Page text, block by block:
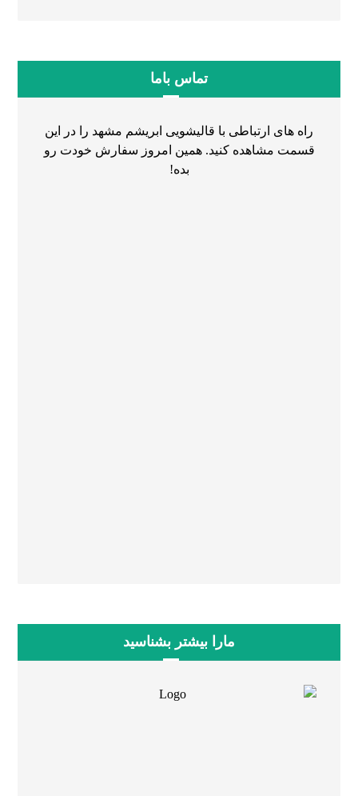
تماس باما
راه های ارتباطی با قالیشویی ابریشم مشهد را در این
قسمت مشاهده کنید. همین امروز سفارش خودت رو
بده!
مارا بیشتر بشناسید